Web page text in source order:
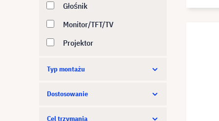
Exact Solutions
i3-Technologies
InFocus
Leica
LG
Głośnik
Monitor/TFT/TV
Projektor
Typ montażu
Dostosowanie
Cel trzymania